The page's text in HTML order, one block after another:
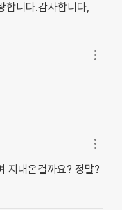
합니다.감사합니다,
지내온걸까요? 정말?